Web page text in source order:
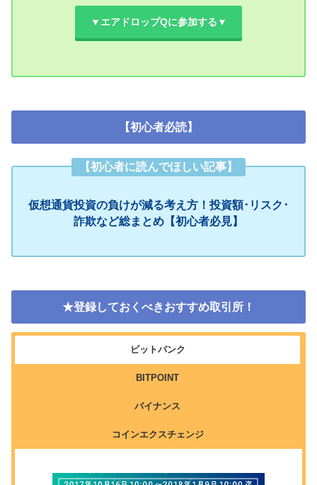
▼エアドロップQに参加する▼
【初心者必読】
【初心者に読んでほしい記事】
仮想通貨投資の負けが減る考え方！投資額･リスク･
詐欺など総まとめ【初心者必見】
★登録しておくべきおすすめ取引所！
ビットバンク
BITPOINT
バイナンス
コインエクスチェンジ